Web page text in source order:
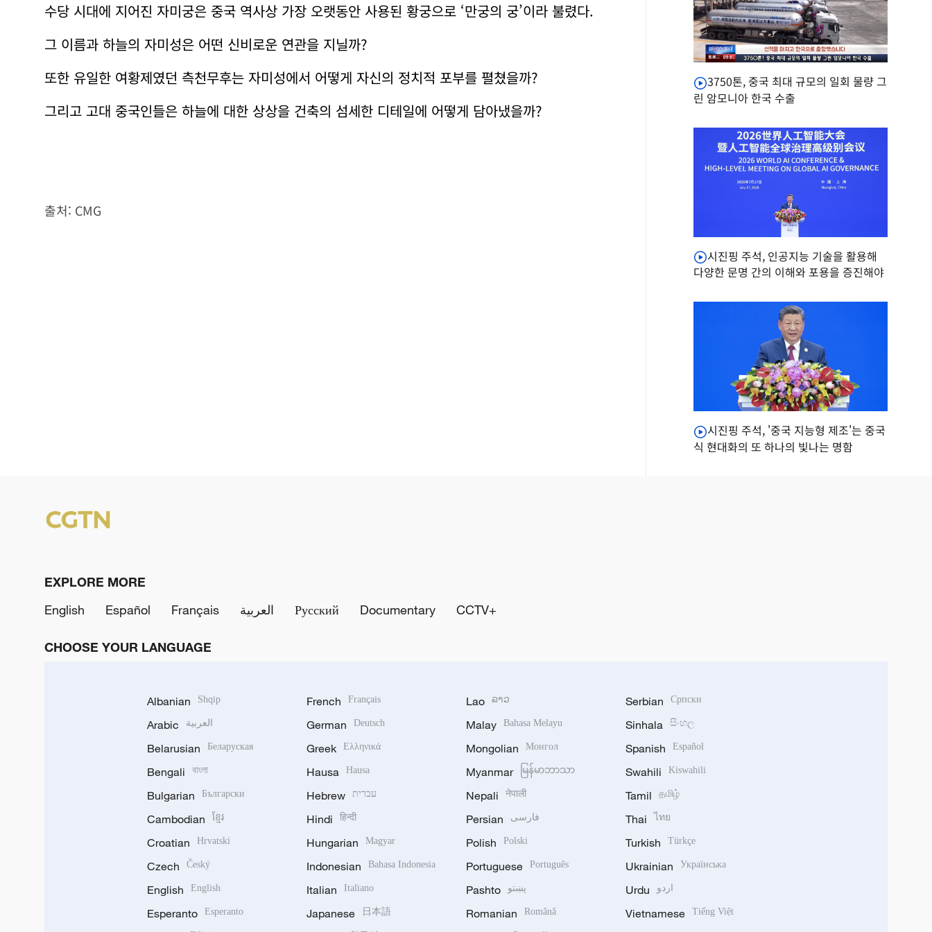
수당 시대에 지어진 자미궁은 중국 역사상 가장 오랫동안 사용된 황궁으로 ‘만궁의 궁’이라 불렸다.
그 이름과 하늘의 자미성은 어떤 신비로운 연관을 지닐까?
또한 유일한 여황제였던 측천무후는 자미성에서 어떻게 자신의 정치적 포부를 펼쳤을까?
그리고 고대 중국인들은 하늘에 대한 상상을 건축의 섬세한 디테일에 어떻게 담아냈을까?
출처: CMG
3750톤, 중국 최대 규모의 일회 물량 그
린 암모니아 한국 수출
시진핑 주석, 인공지능 기술을 활용해
다양한 문명 간의 이해와 포용을 증진해야
시진핑 주석, '중국 지능형 제조'는 중국
식 현대화의 또 하나의 빛나는 명함
EXPLORE MORE
English
Español Français العربية Русский Documentary CCTV+
CHOOSE YOUR LANGUAGE
Albanian Shqip
Arabic العربية
Belarusian Беларуская
Bengali বাংলা
Bulgarian Български
Cambodian ខ្មែរ
Croatian Hrvatski
Czech Český
English English
Esperanto Esperanto
French Français
German Deutsch
Greek Ελληνικά
Hausa Hausa
Hebrew עברית
Hindi हिन्दी
Hungarian Magyar
Indonesian Bahasa Indonesia
Italian Italiano
Japanese 日本語
Lao ລາວ
Malay Bahasa Melayu
Mongolian Монгол
Myanmar မြန်မာဘာသာ
Nepali नेपाली
Persian فارسی
Polish Polski
Portuguese Português
Pashto پښتو
Romanian Română
Serbian Српски
Sinhala සිංහල
Spanish Español
Swahili Kiswahili
Tamil தமிழ்
Thai ไทย
Turkish Türkçe
Ukrainian Українська
Urdu اردو
Vietnamese Tiếng Việt